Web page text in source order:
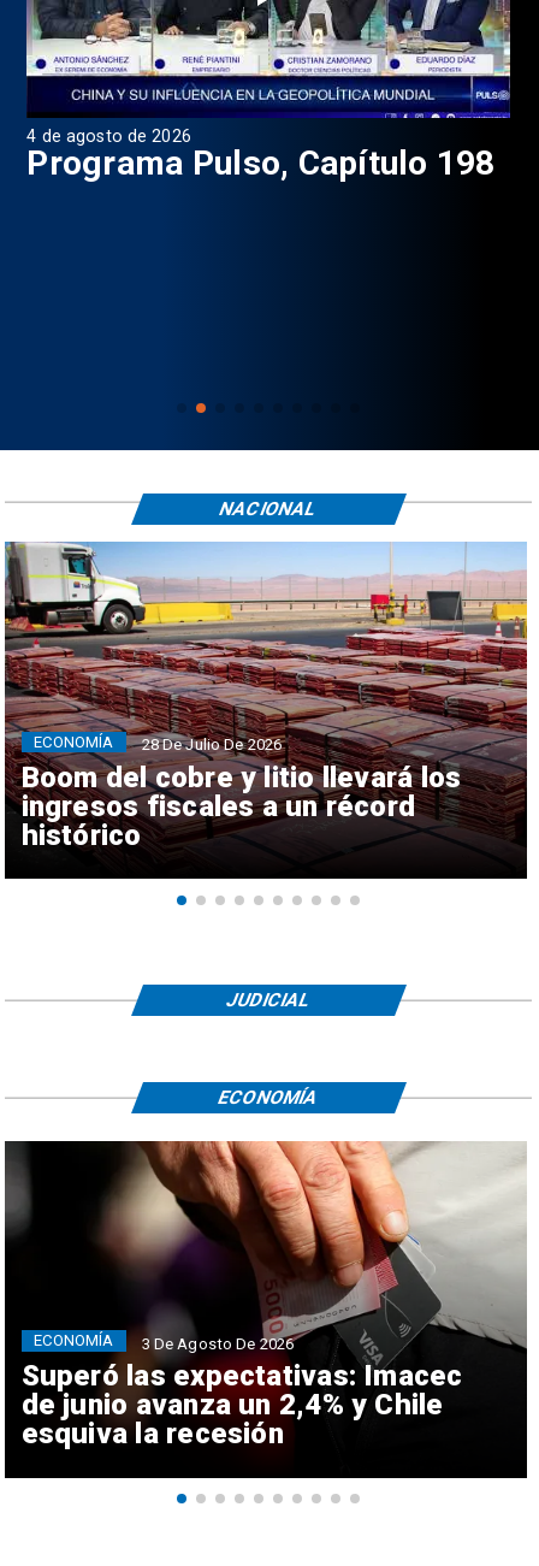
4 de agosto de 2026
Programa Pulso, Capítulo 198
Boom del cobre y litio llevará los
ingresos fiscales a un récord
histórico
ECONOMÍA 28 De Julio De 2026
NACIONAL
JUDICIAL
Superó las expectativas: Imacec
de junio avanza un 2,4% y Chile
esquiva la recesión
ECONOMÍA 3 De Agosto De 2026
ECONOMÍA